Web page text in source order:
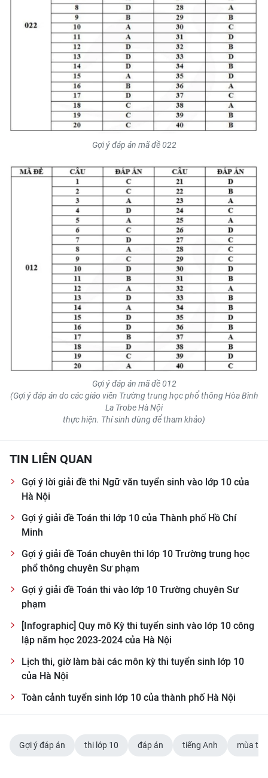
Gợi ý đáp án mã đề 022
Gợi ý đáp án mã đề 012
(Gợi ý đáp án do các giáo viên Trường trung học phổ thông Hòa Bình
La Trobe Hà Nội
thực hiện. Thí sinh dùng để tham khảo)
TIN LIÊN QUAN
Gợi ý lời giải đề thi Ngữ văn tuyển sinh vào lớp 10 của
Hà Nội
Gợi ý giải đề Toán thi lớp 10 của Thành phố Hồ Chí
Minh
Gợi ý giải đề Toán chuyên thi lớp 10 Trường trung học
phổ thông chuyên Sư phạm
Gợi ý giải đề Toán thi vào lớp 10 Trường chuyên Sư
phạm
[Infographic] Quy mô Kỳ thi tuyển sinh vào lớp 10 công
lập năm học 2023-2024 của Hà Nội
Lịch thi, giờ làm bài các môn kỳ thi tuyển sinh lớp 10
của Hà Nội
Toàn cảnh tuyển sinh lớp 10 của thành phố Hà Nội
Gợi ý đáp án thi lớp 10 đáp án tiếng Anh mùa thi